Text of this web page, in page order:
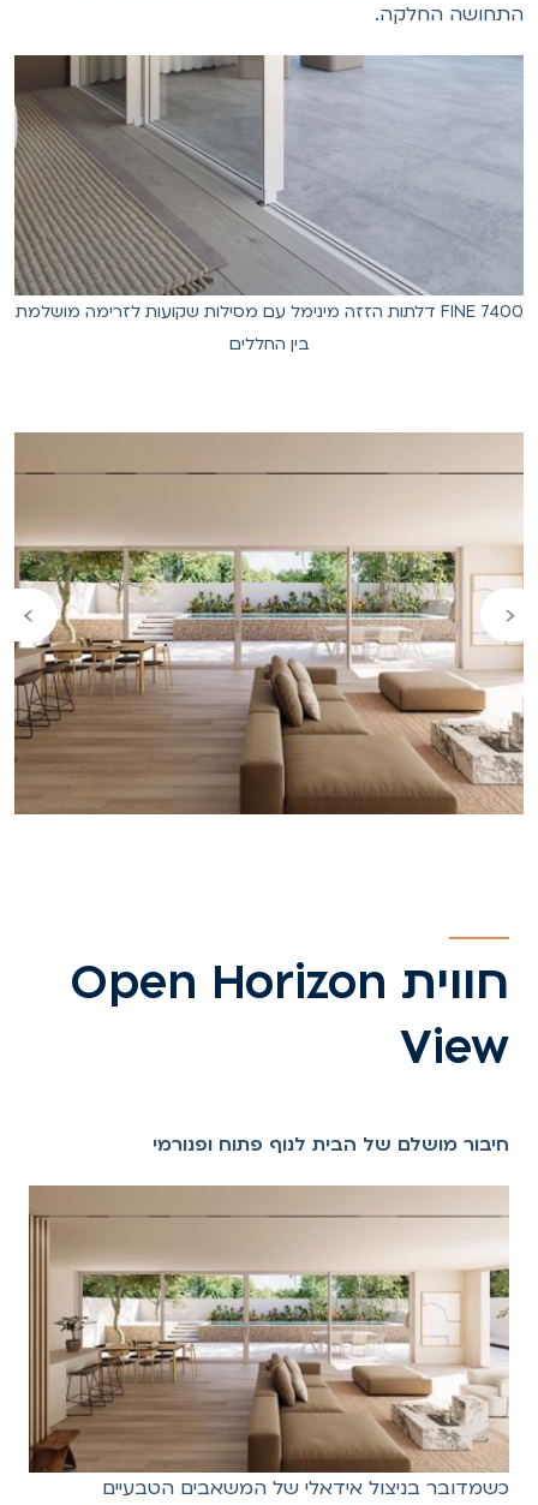
החלקה.
FINE 7400 דלתות הזזה מינימל עם מסילות שקועות לזרימה מושלמת
בין החללים
חווית Open Horizon
View
חיבור מושלם של הבית לנוף פתוח ופנורמי
כשמדובר בניצול אידאלי של המשאבים הטבעיים